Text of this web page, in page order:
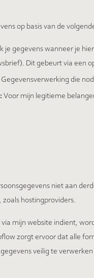
op basis van de
je gegevens wanneer je
Dit gebeurt via een
Gegevensverwerking die
Voor mijn legitieme
niet aan
hostingproviders.
mijn website indient,
zorgt ervoor dat alle
veilig te